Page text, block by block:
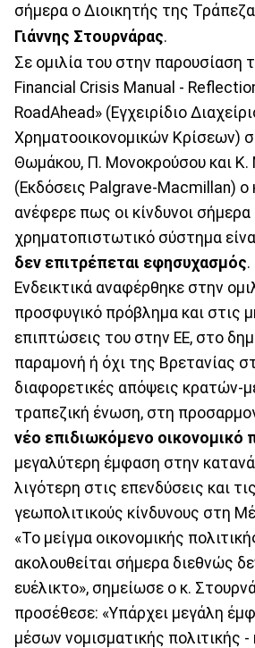
σήμερα ο Διοικητής της
Γιάννης Στουρνάρας.
Σε ομιλία του στην παρουσίαση
Financial Crisis Manual -
RoadAhead» (Εγχειρίδιο
Χρηματοοικονομικών Κρίσεων)
Θωμάκου, Π. Μονοκρούσου και Κ.
(Εκδόσεις Palgrave-Macmillan) ο
ανέφερε πως οι κίνδυνοι σήμερα
χρηματοπιστωτικό σύστημα
δεν επιτρέπεται εφησυχασμός.
Ενδεικτικά αναφέρθηκε στην
προσφυγικό πρόβλημα και στις
επιπτώσεις του στην ΕΕ, στο
παραμονή ή όχι της Βρετανίας
διαφορετικές απόψεις κρατών-
τραπεζική ένωση, στη
νέο επιδιωκόμενο οικονομικό
μεγαλύτερη έμφαση στην
λιγότερη στις επενδύσεις και
γεωπολιτικούς κίνδυνους στη
«Το μείγμα οικονομικής
ακολουθείται σήμερα διεθνώς
ευέλικτο», σημείωσε ο κ.
προσέθεσε: «Υπάρχει μεγάλη
μέσων νομισματικής πολιτικής